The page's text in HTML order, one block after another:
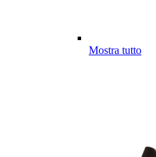
Mostra tutto